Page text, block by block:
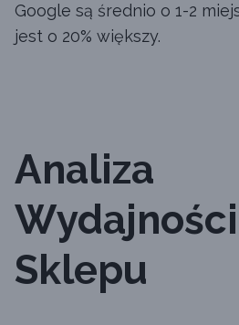
Google są średnio o 1-2
jest o 20% większy.
Analiza
Wydajności
Sklepu